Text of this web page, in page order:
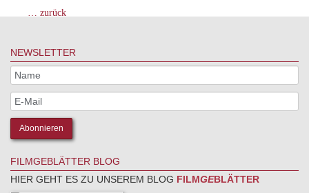
… zurück
NEWSLETTER
FILMGEBLÄTTER BLOG
HIER GEHT ES ZU UNSEREM BLOG FILMGEBLÄTTER